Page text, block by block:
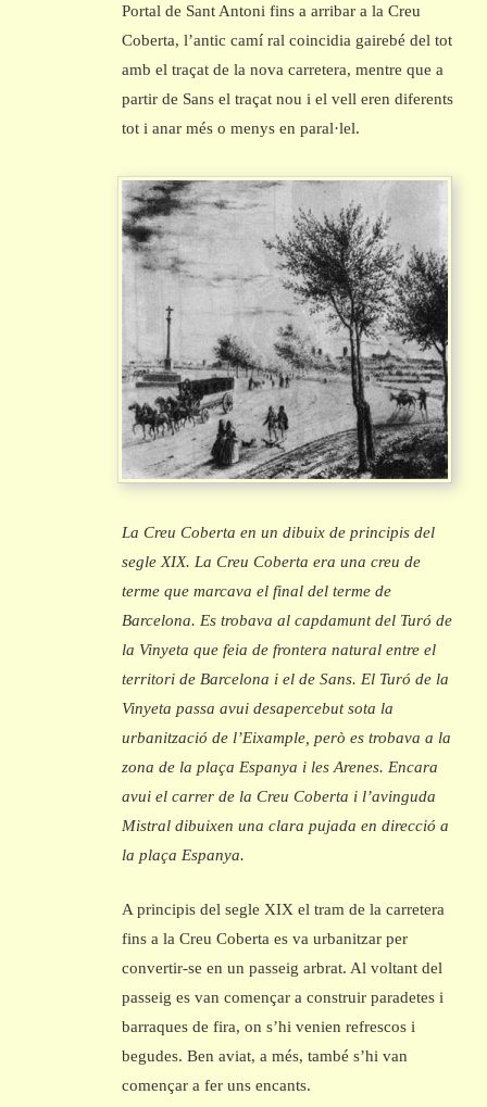
Portal de Sant Antoni fins a arribar a la Creu
Coberta, l’antic camí ral coincidia gairebé del tot
amb el traçat de la nova carretera, mentre que a
partir de Sans el traçat nou i el vell eren diferents
tot i anar més o menys en paral·lel.
La Creu Coberta en un dibuix de principis del
segle XIX. La Creu Coberta era una creu de
terme que marcava el final del terme de
Barcelona. Es trobava al capdamunt del Turó de
la Vinyeta que feia de frontera natural entre el
territori de Barcelona i el de Sans. El Turó de la
Vinyeta passa avui desapercebut sota la
urbanització de l’Eixample, però es trobava a la
zona de la plaça Espanya i les Arenes. Encara
avui el carrer de la Creu Coberta i l’avinguda
Mistral dibuixen una clara pujada en direcció a
la plaça Espanya.
A principis del segle XIX el tram de la carretera
fins a la Creu Coberta es va urbanitzar per
convertir-se en un passeig arbrat. Al voltant del
passeig es van començar a construir paradetes i
barraques de fira, on s’hi venien refrescos i
begudes. Ben aviat, a més, també s’hi van
començar a fer uns encants.